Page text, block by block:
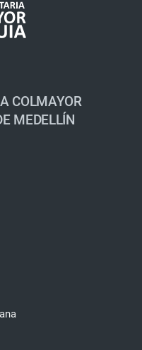
COLMAYOR
MEDELLÍN